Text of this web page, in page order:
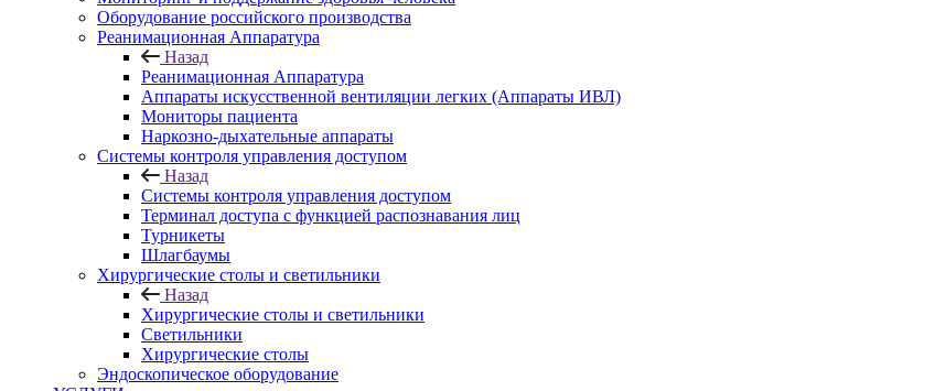
Оборудование российского производства
Реанимационная Аппаратура
Назад
Реанимационная Аппаратура
Аппараты искусственной вентиляции легких (Аппараты ИВЛ)
Мониторы пациента
Наркозно-дыхательные аппараты
Системы контроля управления доступом
Назад
Системы контроля управления доступом
Терминал доступа с функцией распознавания лиц
Турникеты
Шлагбаумы
Хирургические столы и светильники
Назад
Хирургические столы и светильники
Светильники
Хирургические столы
Эндоскопическое оборудование